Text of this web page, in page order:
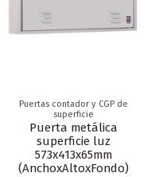
Puertas contador y CGP de
superficie
Puerta metálica
superficie luz
573x413x65mm
(AnchoxAltoxFondo)